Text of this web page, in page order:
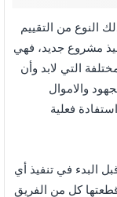
النوع من التقييم
مشروع جديد، فهي
التي لابد وأن
والاموال
فعلية
البدء في تنفيذ أي
كل من الفريق